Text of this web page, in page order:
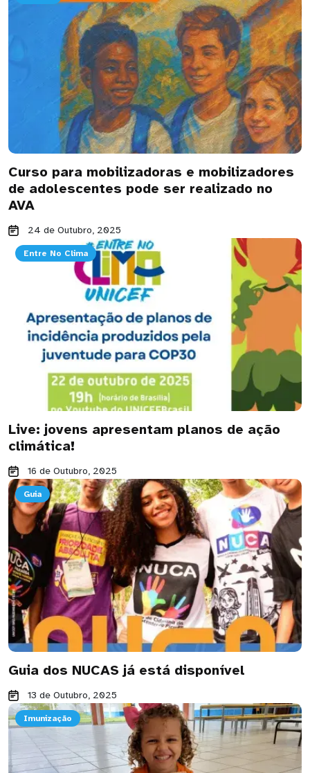
Curso para mobilizadoras e mobilizadores
de adolescentes pode ser realizado no
AVA
24 de Outubro, 2025
Entre No Clima
Live: jovens apresentam planos de ação
climática!
16 de Outubro, 2025
Guia
Guia dos NUCAS já está disponível
13 de Outubro, 2025
Imunização